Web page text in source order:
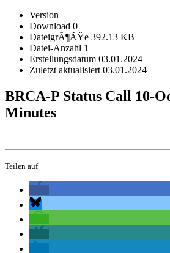
Version
Download 0
DateigrÃ¶ÃŸe 392.13 KB
Datei-Anzahl 1
Erstellungsdatum 03.01.2024
Zuletzt aktualisiert 03.01.2024
BRCA-P Status Call 10-
Minutes
Teilen auf